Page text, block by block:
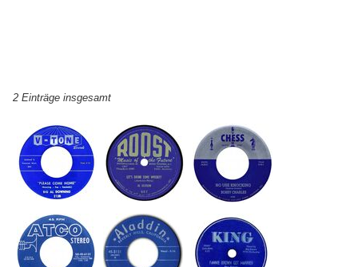
2 Einträge insgesamt